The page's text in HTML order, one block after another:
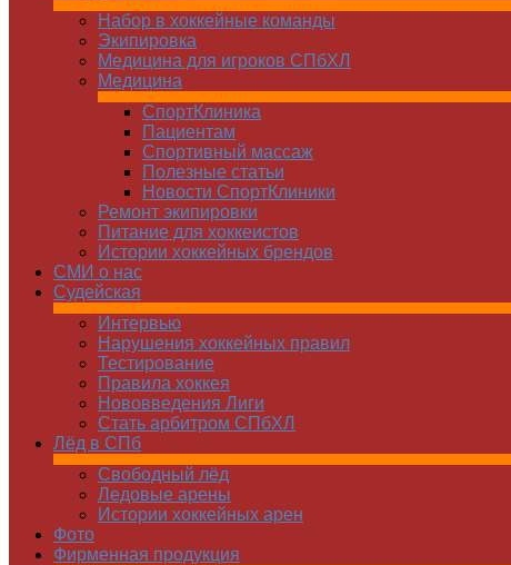
Набор в хоккейные команды
Экипировка
Медицина для игроков СПбХЛ
Медицина
СпортКлиника
Пациентам
Спортивный массаж
Полезные статьи
Новости СпортКлиники
Ремонт экипировки
Питание для хоккеистов
Истории хоккейных брендов
СМИ о нас
Судейская
Интервью
Нарушения хоккейных правил
Тестирование
Правила хоккея
Нововведения Лиги
Стать арбитром СПбХЛ
Лёд в СПб
Свободный лёд
Ледовые арены
Истории хоккейных арен
Фото
Фирменная продукция